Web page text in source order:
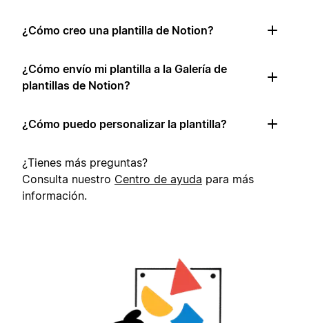
¿Cómo creo una plantilla de Notion?
¿Cómo envío mi plantilla a la Galería de
plantillas de Notion?
¿Cómo puedo personalizar la plantilla?
¿Tienes más preguntas?
Consulta nuestro Centro de ayuda para más
información.